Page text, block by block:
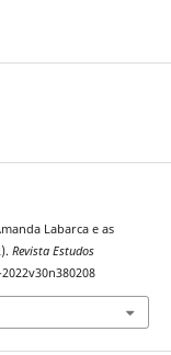
Labarca e as
Revista Estudos